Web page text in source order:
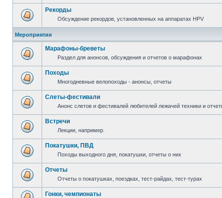
Рекорды
Обсуждение рекордов, установленных на аппаратах HPV
Мероприятия
Марафоны-бреветы
Раздел для анонсов, обсуждения и отчетов о марафонах
Походы
Многодневные велопоходы - анонсы, отчеты
Слеты-фестивали
Анонс слетов и фестивалей любителей лежачей техники и
Встречи
Лекции, например.
Покатушки, ПВД
Походы выходного дня, покатушки, отчеты о них
Отчеты
Отчеты о покатушках, поездках, тест-райдах, тест-турах
Гонки, чемпионаты